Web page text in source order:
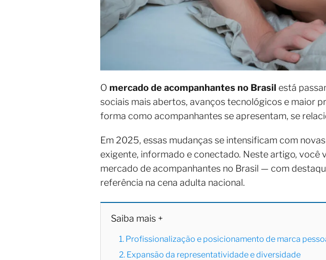
O mercado de acompanhantes no Brasil está
sociais mais abertos, avanços tecnológicos e maior
forma como acompanhantes se apresentam, se
Em 2025, essas mudanças se intensificam com
exigente, informado e conectado. Neste artigo, você
mercado de acompanhantes no Brasil — com
referência na cena adulta nacional.
Saiba mais +
1. Profissionalização e posicionamento de marca
2. Expansão da representatividade e diversidade